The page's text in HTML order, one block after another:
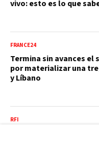
vivo: esto es lo que
FRANCE24
Termina sin avances
por materializar una
y Líbano
RFI